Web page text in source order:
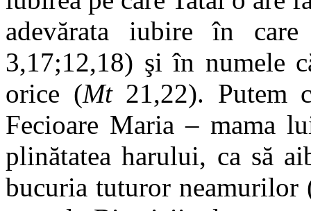
adevărata iubire în
3,17;12,18) şi în numele
orice (Mt21,22). Putem
Fecioare Maria – mama
plinătatea harului, ca să
bucuria tuturor neamurilor